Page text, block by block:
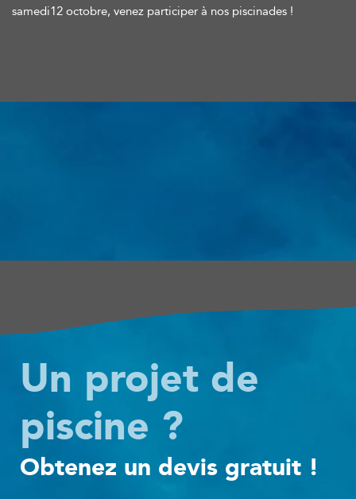
samedi12 octobre, venez participer à nos piscinades !
Obtenez un devis gratuit !
Un projet de
piscine ?